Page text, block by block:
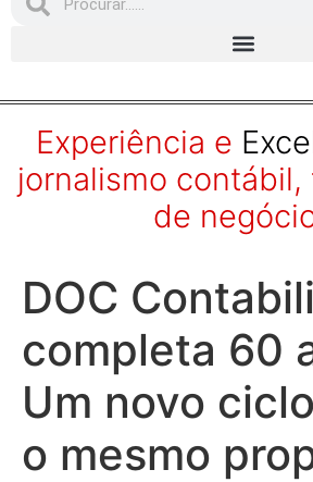
Experiência e
jornalismo
de
DOC
completa 60
Um novo
o mesmo